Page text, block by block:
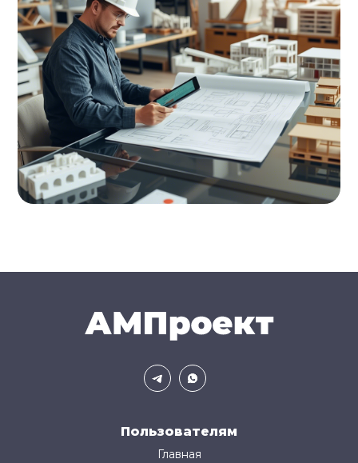
Пользователям
Главная